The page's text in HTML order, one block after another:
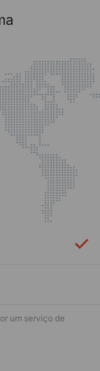
login
um serviço de